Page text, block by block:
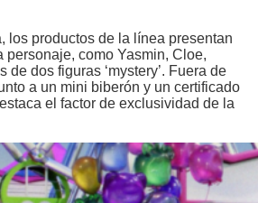
los productos de la línea presentan
personaje, como Yasmin, Cloe,
de dos figuras ‘mystery’. Fuera de
a un mini biberón y un certificado
el factor de exclusividad de la